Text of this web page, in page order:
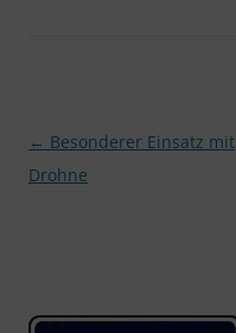
Beitragsnavigation
← Besonderer Einsatz mit
Drohne